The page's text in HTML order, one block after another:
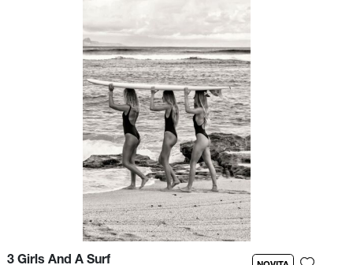
3 Girls And A Surf